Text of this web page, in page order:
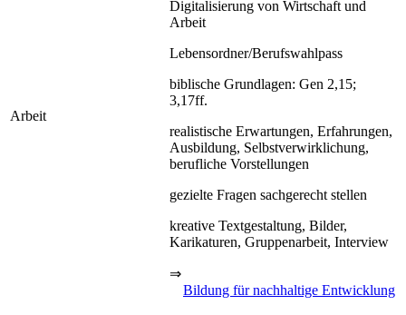
Arbeit
Digitalisierung von Wirtschaft und
Arbeit
Lebensordner/Berufswahlpass
biblische Grundlagen: Gen 2,15;
3,17ff.
realistische Erwartungen, Erfahrungen,
Ausbildung, Selbstverwirklichung,
berufliche Vorstellungen
gezielte Fragen sachgerecht stellen
kreative Textgestaltung, Bilder,
Karikaturen, Gruppenarbeit, Interview
⇒
Bildung für nachhaltige Entwicklung